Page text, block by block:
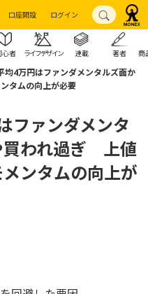
口座開設 ログイン
心者 ライフデザイン 連載 著者 商
均4万円はファンダメンタルズ面か
タムの向上が必要
ファンダメンタ
買われ過ぎ 上値
ンタムの向上が